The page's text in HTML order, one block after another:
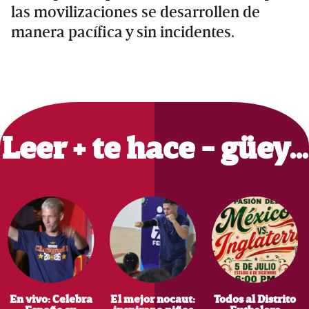
las movilizaciones se desarrollen de
manera pacífica y sin incidentes.
Primary
Sidebar
Leer + te hace - güey…
En vivo: Celebra
El mejor nocaut:
Todos al Distrito